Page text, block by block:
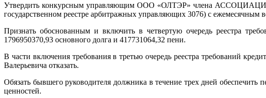
Утвердить конкурсным управляющим ООО «ОЛТЭР» члена
государственном реестре арбитражных управляющих 3076) с ежемесячным
Признать обоснованным и включить в четвертую очередь реестра
1796950370,93 основного долга и 417731064,32 пени.
В части включения требования в третью очередь реестра требований
Валерьевича отказать.
Обязать бывшего руководителя должника в течение трех дней
ценностей.